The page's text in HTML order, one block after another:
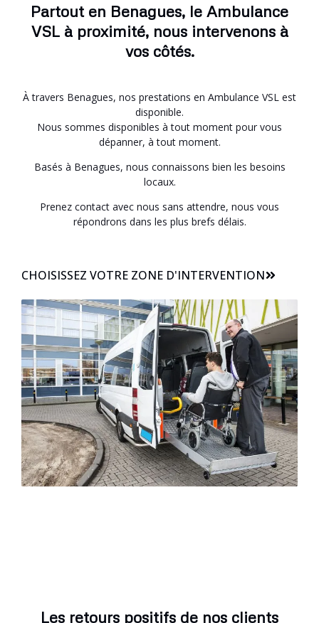
Partout en Benagues, le Ambulance
VSL à proximité, nous intervenons à
vos côtés.
À travers Benagues, nos prestations en Ambulance VSL est
disponible.
Nous sommes disponibles à tout moment pour vous
dépanner, à tout moment.
Basés à Benagues, nous connaissons bien les besoins
locaux.
Prenez contact avec nous sans attendre, nous vous
répondrons dans les plus brefs délais.
CHOISISSEZ VOTRE ZONE D'INTERVENTION
Les retours positifs de nos clients